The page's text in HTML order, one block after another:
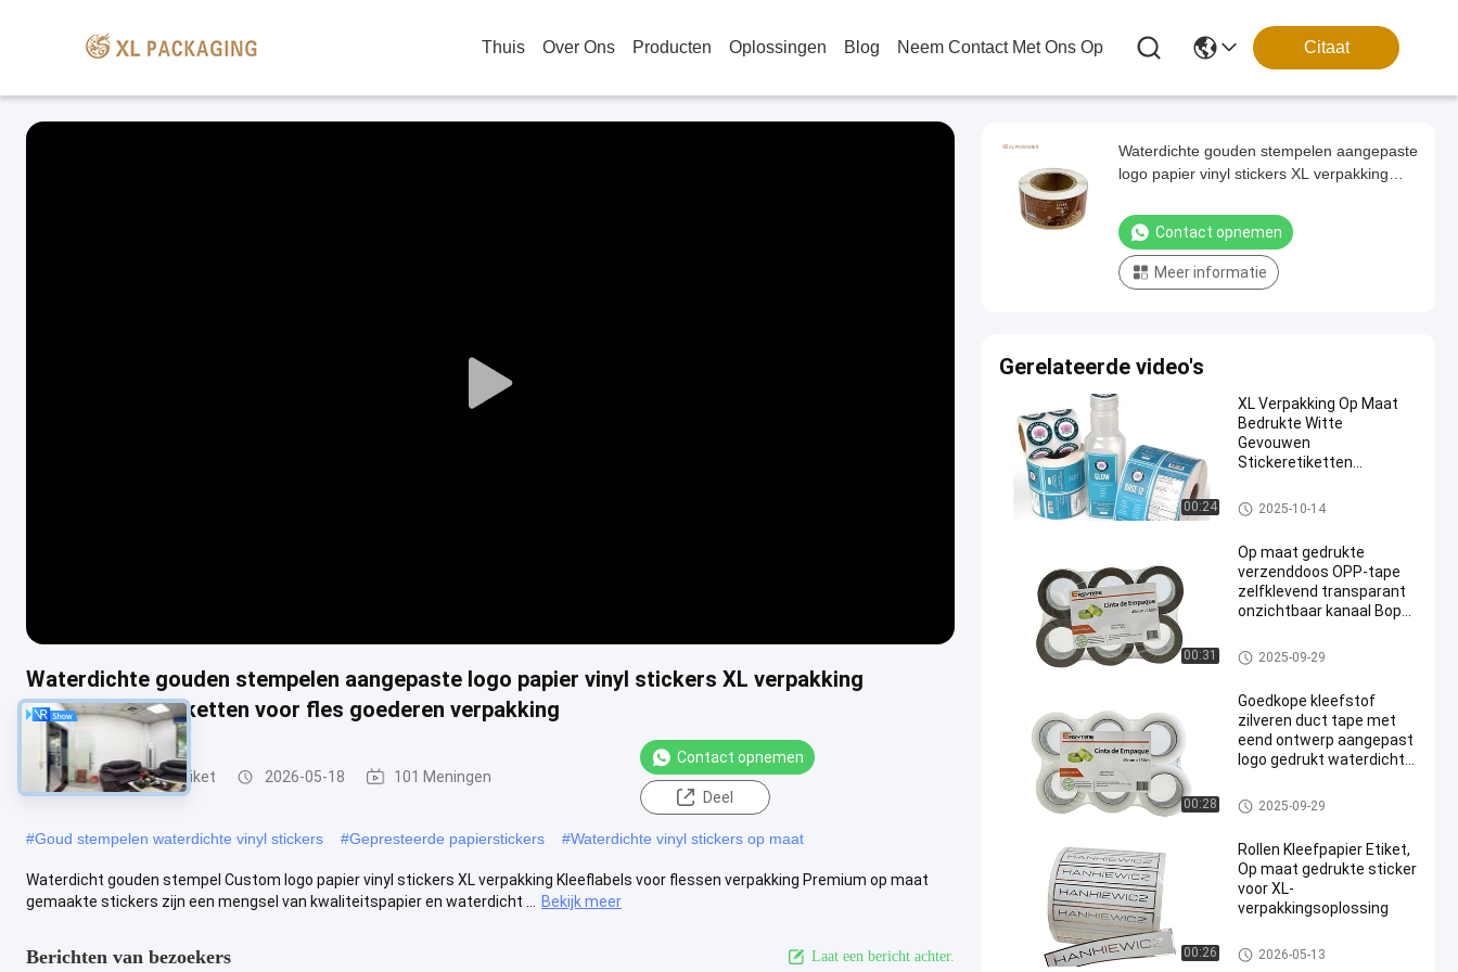
Thuis Over Ons Producten Oplossingen Blog Neem Contact Met Ons Op Citaat
Play
Waterdichte gouden stempelen aangepaste logo papier vinyl stickers XL verpakking
zelfklevende etiketten voor fles goederen verpakking
Document Stickeretiket 2026-05-18 101 Meningen
Contact opnemen
Deel
#Goud stempelen waterdichte vinyl stickers #Gepresteerde papierstickers #Waterdichte vinyl stickers op maat
Waterdicht gouden stempel Custom logo papier vinyl stickers XL verpakking Kleeflabels voor flessen verpakking Premium op maat
gemaakte stickers zijn een mengsel van kwaliteitspapier en waterdicht ...
Bekijk meer
Berichten van bezoekers Laat een bericht achter.
Waterdichte gouden stempelen aangepaste
logo papier vinyl stickers XL verpakking
verpakking
Contact opnemen
Meer informatie
Gerelateerde video's
00:24
XL Verpakking Op Maat
Bedrukte Witte
Gevouwen
Stickeretiketten
Matte/Glans Afwerking
Hoge Resolutie Drukwerk
Productverpakking
Decoratieve
Toepassingen
Document Stickeretiket
2025-10-14
00:31
Op maat gedrukte
verzenddoos OPP-tape
zelfklevend transparant
onzichtbaar kanaal Bopp
Jumbo-rol
Document Stickeretiket
2025-09-29
00:28
Goedkope kleefstof
zilveren duct tape met
eend ontwerp aangepast
logo gedrukt waterdicht
stof
Document Stickeretiket
2025-09-29
00:26
Rollen Kleefpapier Etiket,
Op maat gedrukte sticker
voor XL-
verpakkingsoplossing
Document Stickeretiket
2026-05-13